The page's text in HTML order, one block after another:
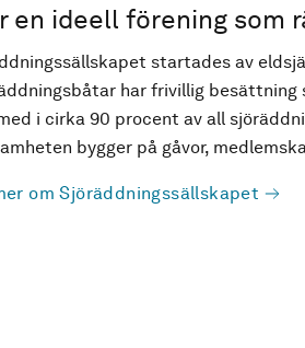
en ideell förening som
startades av
har frivillig
i cirka 90 procent av all
bygger på gåvor,
om Sjöräddningssällskapet